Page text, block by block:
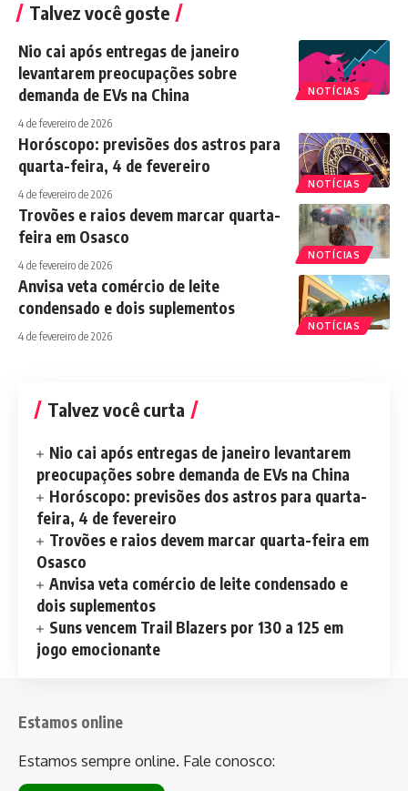
Talvez você goste
NOTÍCIAS
Nio cai após entregas de janeiro
levantarem preocupações sobre
demanda de EVs na China
4 de fevereiro de 2026
NOTÍCIAS
Horóscopo: previsões dos astros para
quarta-feira, 4 de fevereiro
4 de fevereiro de 2026
NOTÍCIAS
Trovões e raios devem marcar quarta-
feira em Osasco
4 de fevereiro de 2026
NOTÍCIAS
Anvisa veta comércio de leite
condensado e dois suplementos
4 de fevereiro de 2026
Talvez você curta
Nio cai após entregas de janeiro levantarem
preocupações sobre demanda de EVs na China
Horóscopo: previsões dos astros para quarta-
feira, 4 de fevereiro
Trovões e raios devem marcar quarta-feira em
Osasco
Anvisa veta comércio de leite condensado e
dois suplementos
Suns vencem Trail Blazers por 130 a 125 em
jogo emocionante
Estamos online
Estamos sempre online. Fale conosco: